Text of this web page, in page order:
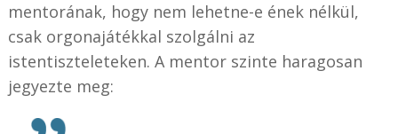
mentorának, hogy nem lehetne-e ének nélkül,
csak orgonajátékkal szolgálni az
istentiszteleteken. A mentor szinte haragosan
jegyezte meg: